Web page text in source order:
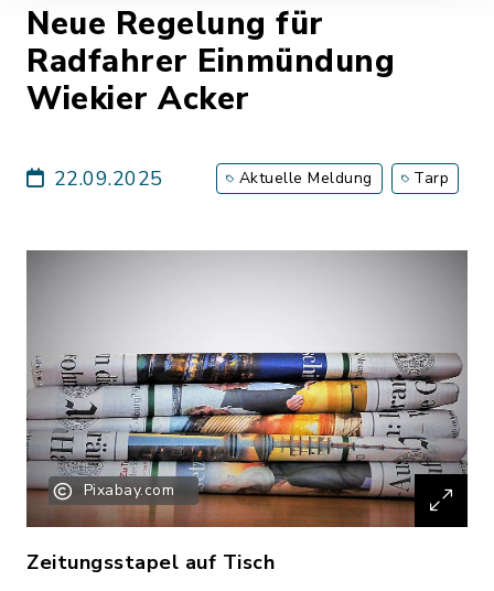
Neue Regelung für
Radfahrer Einmündung
Wiekier Acker
22.09.2025 Aktuelle Meldung Tarp
Pixabay.com
Zeitungsstapel auf Tisch